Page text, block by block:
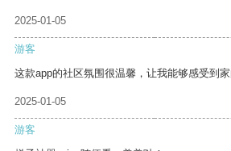
2025-01-05
游客
这款app的社区氛围很温馨，让我能够感受到家
2025-01-05
游客